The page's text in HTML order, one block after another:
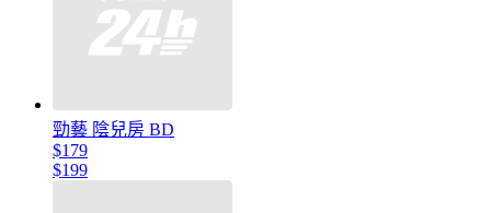
勁藝 陰兒房 BD
$179
$199